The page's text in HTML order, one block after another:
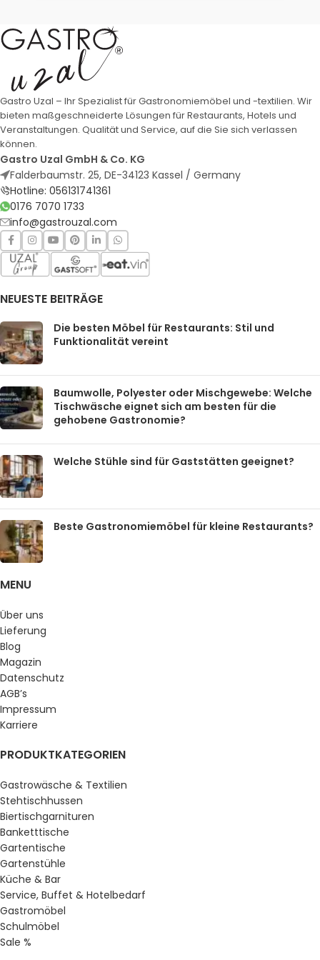
Gastro Uzal – Ihr Spezialist für Gastronomiemöbel und -textilien. Wir
bieten maßgeschneiderte Lösungen für Restaurants, Hotels und
Veranstaltungen. Qualität und Service, auf die Sie sich verlassen
können.
Gastro Uzal GmbH & Co. KG
Falderbaumstr. 25, DE-34123 Kassel / Germany
Hotline: 056131741361
0176 7070 1733
info@gastrouzal.com
NEUESTE BEITRÄGE
Die besten Möbel für Restaurants: Stil und
Funktionalität vereint
Baumwolle, Polyester oder Mischgewebe: Welche
Tischwäsche eignet sich am besten für die
gehobene Gastronomie?
Welche Stühle sind für Gaststätten geeignet?
Beste Gastronomiemöbel für kleine Restaurants?
MENU
Über uns
Lieferung
Blog
Magazin
Datenschutz
AGB’s
Impressum
Karriere
PRODUKTKATEGORIEN
Gastrowäsche & Textilien
Stehtischhussen
Biertischgarnituren
Banketttische
Gartentische
Gartenstühle
Küche & Bar
Service, Buffet & Hotelbedarf
Gastromöbel
Schulmöbel
Sale %